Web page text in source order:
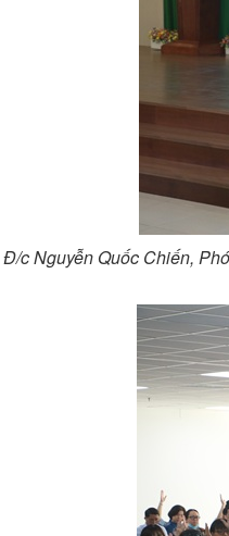
Đ/c Nguyễn Quốc Chiến,